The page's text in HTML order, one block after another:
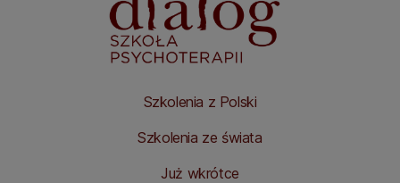
Szkolenia z Polski
Szkolenia ze świata
Już wkrótce